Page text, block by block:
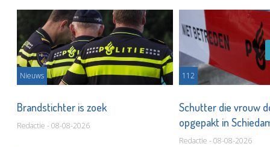
Nieuws
Brandstichter is zoek
Redactie - 08-08-2026
112
Schutter die vrouw
opgepakt in
Redactie - 08-08-2026